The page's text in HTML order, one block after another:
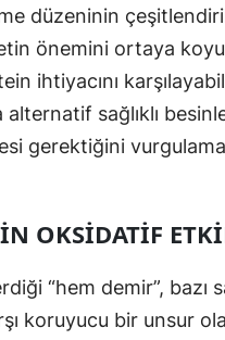
düzeninin
önemini ortaya
ihtiyacını
alternatif sağlıklı
gerektiğini
OKSIDATIF
“hem demir”, bazı
koruyucu bir unsur